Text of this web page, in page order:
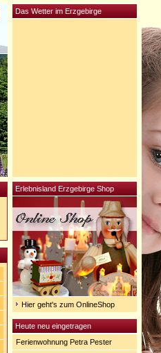
Erlebnisland Erzgebirge Shop
Hier geht's zum OnlineShop
Heute neu eingetragen
Ferienwohnung Petra Pester
Das Wetter im Erzgebirge